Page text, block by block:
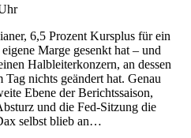
6,5 Prozent Kursplus für ein
Marge gesenkt hat – und
Halbleiterkonzern, an dessen
nichts geändert hat. Genau
Ebene der Berichtssaison,
und die Fed-Sitzung die
selbst blieb an…